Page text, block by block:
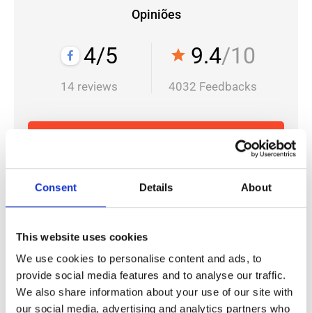
Consent Details About
This website uses cookies
We use cookies to personalise content and ads, to
provide social media features and to analyse our traffic.
We also share information about your use of our site with
our social media, advertising and analytics partners who
Opiniões
4/5
14 reviews
star 9.4/10
4032 Feedbacks
Paulo Silva
Carlos Gomes Reis
Netherlands
Da minha experiência na Holanda ainda não posso falar
muito pois só completei agora a quarentena, mas durante a